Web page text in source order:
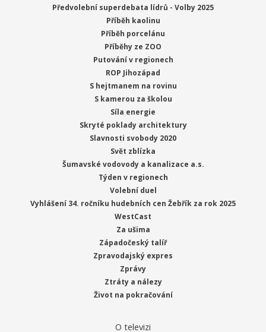
Předvolební superdebata lídrů - Volby 2025
Příběh kaolinu
Příběh porcelánu
Příběhy ze ZOO
Putování v regionech
ROP Jihozápad
S hejtmanem na rovinu
S kamerou za školou
Síla energie
Skryté poklady architektury
Slavnosti svobody 2020
Svět zblízka
Šumavské vodovody a kanalizace a.s.
Týden v regionech
Volební duel
Vyhlášení 34. ročníku hudebních cen Žebřík za rok 2025
WestCast
Za ušima
Západočeský talíř
Zpravodajský expres
Zprávy
Ztráty a nálezy
Život na pokračování
O televizi